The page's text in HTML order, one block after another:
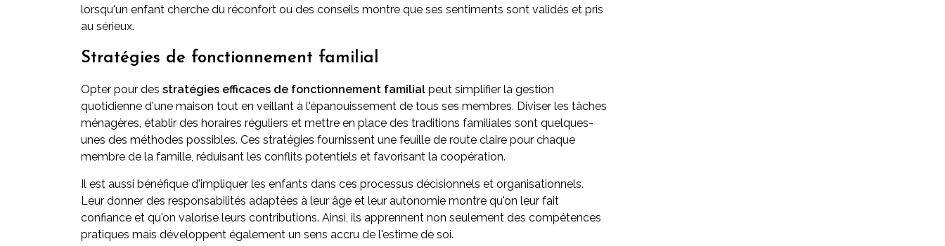
lorsqu'un enfant cherche du réconfort ou des conseils montre que ses sentiments sont validés et pris
au sérieux.
Stratégies de fonctionnement familial
Opter pour des stratégies efficaces de fonctionnement familial peut simplifier la gestion
quotidienne d'une maison tout en veillant à l'épanouissement de tous ses membres. Diviser les tâches
ménagères, établir des horaires réguliers et mettre en place des traditions familiales sont quelques-
unes des méthodes possibles. Ces stratégies fournissent une feuille de route claire pour chaque
membre de la famille, réduisant les conflits potentiels et favorisant la coopération.
Il est aussi bénéfique d'impliquer les enfants dans ces processus décisionnels et organisationnels.
Leur donner des responsabilités adaptées à leur âge et leur autonomie montre qu'on leur fait
confiance et qu'on valorise leurs contributions. Ainsi, ils apprennent non seulement des compétences
pratiques mais développent également un sens accru de l'estime de soi.